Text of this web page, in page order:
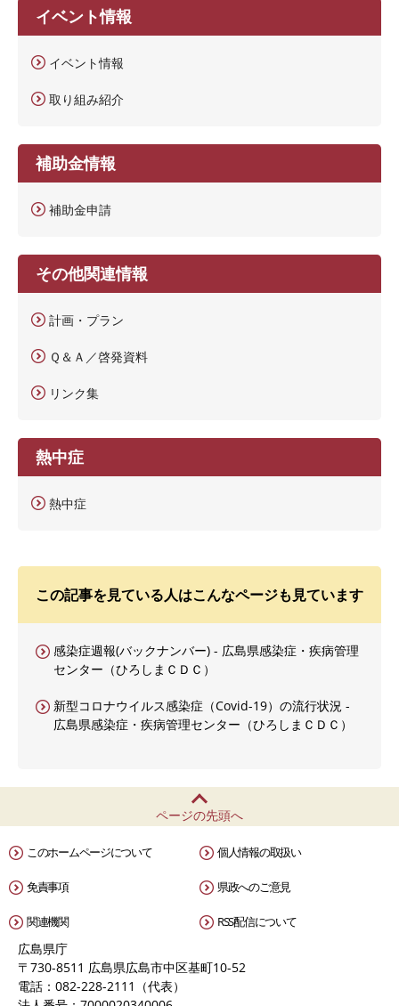
イベント情報
イベント情報
取り組み紹介
補助金情報
補助金申請
その他関連情報
計画・プラン
Ｑ＆Ａ／啓発資料
リンク集
熱中症
熱中症
この記事を見ている人はこんなページも見ています
感染症週報(バックナンバー) - 広島県感染症・疾病管理
センター（ひろしまＣＤＣ）
新型コロナウイルス感染症（Covid-19）の流行状況 -
広島県感染症・疾病管理センター（ひろしまＣＤＣ）
ページの先頭へ
このホームページについて 個人情報の取扱い
免責事項 県政へのご意見
関連機関 RSS配信について
広島県庁
〒730-8511 広島県広島市中区基町10-52
電話：082-228-2111（代表）